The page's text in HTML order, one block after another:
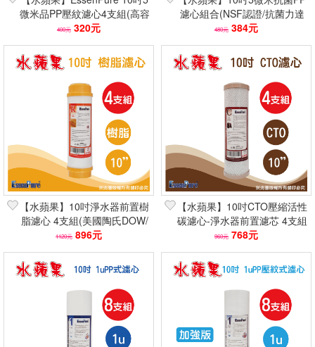
微米品PP壓紋濾心4支組(高容
雜/NSF認證/淨水器濾芯)
400元 320元
濾心組合(NSF認證/抗菌力達
99.99％/5u/符合FDA規範
480元 384元
【水蘋果】10吋淨水器前置樹
脂濾心 4支組(美國陶氏DOW/
除水垢軟水/NSF認證)
1120元 896元
【水蘋果】10吋CTO壓縮活性
碳濾心-淨水器前置濾芯 4支組
(NSF認證/除氯除異味/去除
VOC)
960元 768元